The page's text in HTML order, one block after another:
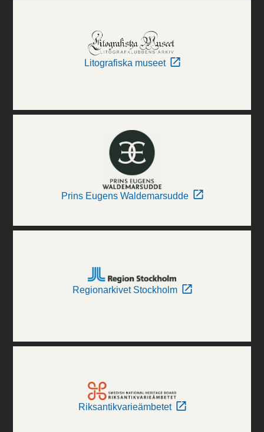
Litografiska museet
Prins Eugens Waldemarsudde
Regionarkivet Stockholm
Riksantikvarieämbetet